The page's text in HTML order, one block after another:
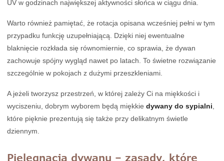
UV w godzinach największej aktywności słońca w ciągu dnia.
Warto również pamiętać, że rotacja opisana wcześniej pełni w tym
przypadku funkcję uzupełniającą. Dzięki niej ewentualne
blaknięcie rozkłada się równomiernie, co sprawia, że dywan
zachowuje spójny wygląd nawet po latach. To świetne rozwiązanie
szczególnie w pokojach z dużymi przeszkleniami.
A jeżeli tworzysz przestrzeń, w której zależy Ci na miękkości i
wyciszeniu, dobrym wyborem będą miękkie dywany do sypialni
które pięknie prezentują się także przy delikatnym świetle
dziennym.
Pielęgnacja dywanu – zasady, które